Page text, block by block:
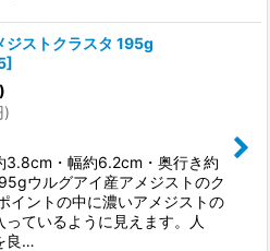
ジストクラスタ 195g
]
)
3.8cm・幅約6.2cm・奥行き約
ウルグアイ産アメジストのク
イントの中に濃いアメジストの
っているように見えます。人
良…